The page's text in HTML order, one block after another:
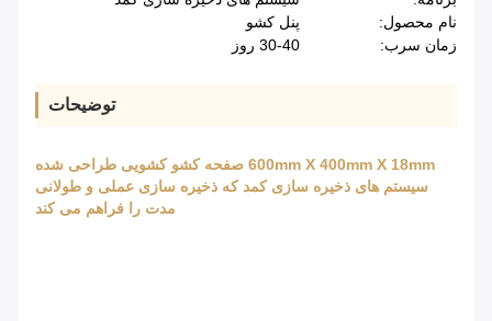
نام محصول:
پنل کشو
زمان سرب:
30-40 روز
توضیحات
600mm X 400mm X 18mm صفحه کشو کشویی طراحی شده
سیستم های ذخیره سازی کمد که ذخیره سازی عملی و طولانی
مدت را فراهم می کند